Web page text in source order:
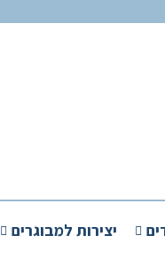
יצירות למבוגרים